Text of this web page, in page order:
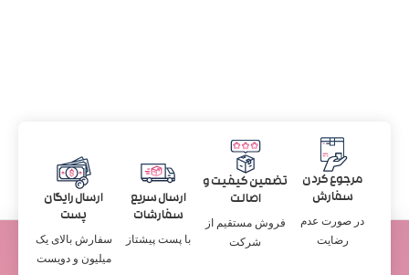
مرجوع کردن
سفارش
در صورت عدم
رضایت
تضمین کیفیت و
اصالت
فروش مستقیم از
شرکت
ارسال سریع
سفارشات
با پست پیشتاز
ارسال رایگان
پست
سفارش بالای یک
میلیون و دویست